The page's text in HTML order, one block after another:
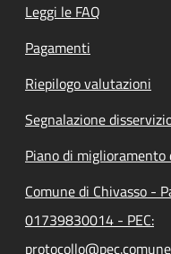
Leggi le FAQ
Pagamenti
Riepilogo valutazioni
Segnalazione
Piano di miglioramento
Comune di Chivasso -
01739830014 - PEC: